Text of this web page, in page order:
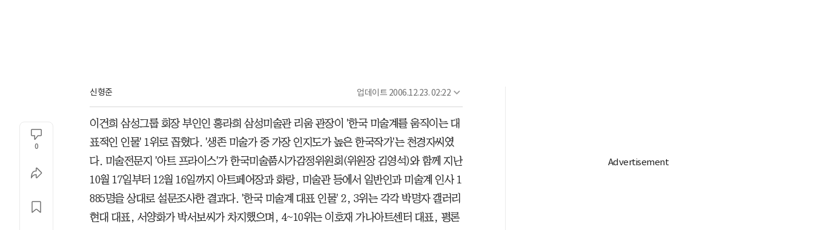
신형준 업데이트 2006.12.23. 02:22
0
이건희 삼성그룹 회장 부인인 홍라희 삼성미술관 리움 관장이 '한국 미술계를 움직이는 대
표적인 인물' 1위로 꼽혔다. '생존 미술가 중 가장 인지도가 높은 한국작가'는 천경자씨였
다. 미술전문지 '아트 프라이스'가 한국미술품시가감정위원회(위원장 김영석)와 함께 지난
10월 17일부터 12월 16일까지 아트페어장과 화랑, 미술관 등에서 일반인과 미술계 인사 1
885명을 상대로 설문조사한 결과다. '한국 미술계 대표 인물' 2, 3위는 각각 박명자 갤러리
현대 대표, 서양화가 박서보씨가 차지했으며, 4~10위는 이호재 가나아트센터 대표, 평론